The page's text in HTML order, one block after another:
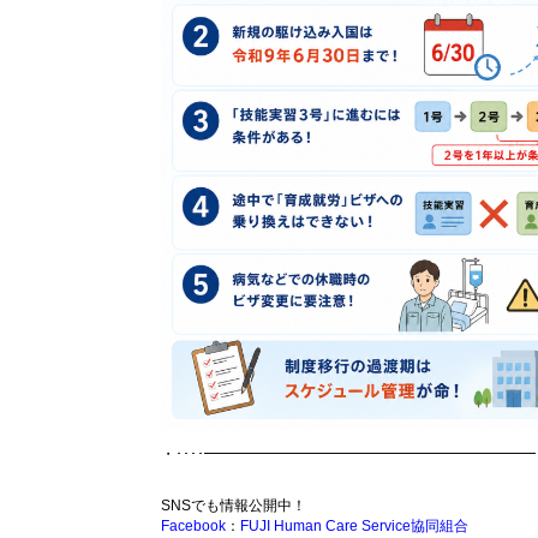
・････━━━━━━━━━━━━━━━━━━━━━━━･･
SNSでも情報公開中！
Facebook ： FUJI Human Care Service協同組合